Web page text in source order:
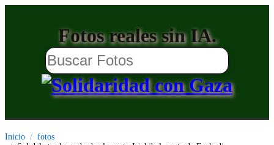
Fotos reales sin IA.
Inicio
fotos